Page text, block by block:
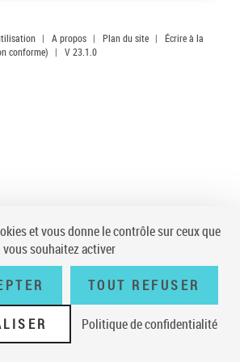
| A propos | Plan du site |
Écrire à la
conforme) | V 23.1.0
et vous donne le contrôle sur ceux que
vous souhaitez activer
TOUT REFUSER
Politique de confidentialité